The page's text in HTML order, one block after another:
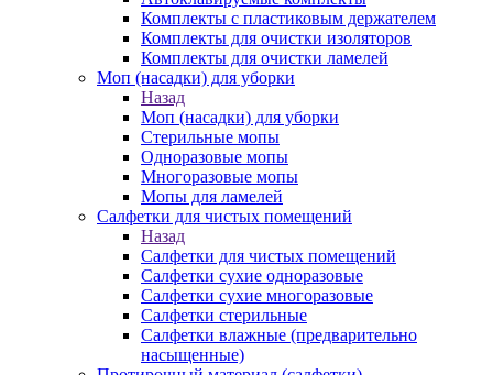
Комплекты с пластиковым держателем
Комплекты для очистки изоляторов
Комплекты для очистки ламелей
Моп (насадки) для уборки
Назад
Моп (насадки) для уборки
Стерильные мопы
Одноразовые мопы
Многоразовые мопы
Мопы для ламелей
Салфетки для чистых помещений
Назад
Салфетки для чистых помещений
Салфетки сухие одноразовые
Салфетки сухие многоразовые
Салфетки стерильные
Салфетки влажные (предварительно
насыщенные)